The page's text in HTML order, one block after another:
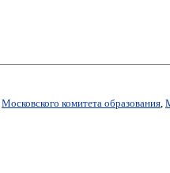
Московского комитета образования,